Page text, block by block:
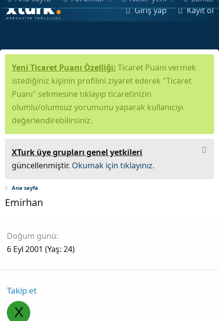
Giriş yap Kayıt ol
Yeni Ticaret Puanı Özelliği: Ticaret Puanı vermek
istediğiniz kişinin profilini ziyaret ederek "Ticaret
Puanı" sekmesine tıklayıp ticaretinizin
olumlu/olumsuz yorumunu yaparak kullanıcıyı
değerlendirebilirsiniz.
XTurk üye grupları genel yetkileri
güncellenmiştir. Okumak için tıklayınız.
Ana sayfa
Emirhan
Doğum günü
6 Eyl 2001 (Yaş: 24)
Takip et
X